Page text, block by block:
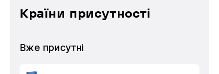
Країни присутності
Вже присутні